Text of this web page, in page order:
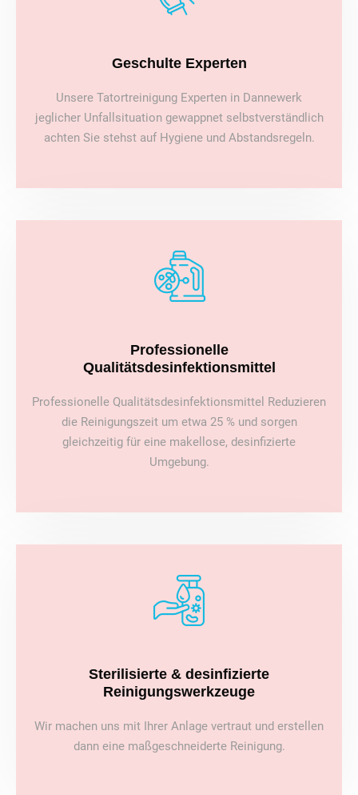
Geschulte Experten
Unsere Tatortreinigung Experten in Dannewerk
jeglicher Unfallsituation gewappnet selbstverständlich
achten Sie stehst auf Hygiene und Abstandsregeln.
Professionelle
Qualitätsdesinfektionsmittel
Professionelle Qualitätsdesinfektionsmittel Reduzieren
die Reinigungszeit um etwa 25 % und sorgen
gleichzeitig für eine makellose, desinfizierte
Umgebung.
Sterilisierte & desinfizierte
Reinigungswerkzeuge
Wir machen uns mit Ihrer Anlage vertraut und erstellen
dann eine maßgeschneiderte Reinigung.